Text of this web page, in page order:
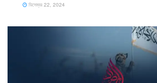
ডিসেম্বর 22, 2024